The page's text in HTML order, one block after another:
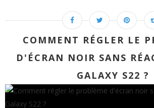
COMMENT RÉGLER LE
D'ÉCRAN NOIR SANS
GALAXY S22 ?